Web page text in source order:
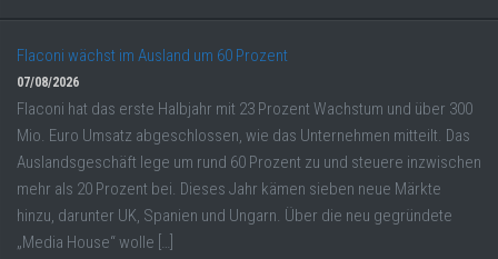
Flaconi wächst im Ausland um 60 Prozent
07/08/2026
Flaconi hat das erste Halbjahr mit 23 Prozent Wachstum und über 300
Mio. Euro Umsatz abgeschlossen, wie das Unternehmen mitteilt. Das
Auslandsgeschäft lege um rund 60 Prozent zu und steuere inzwischen
mehr als 20 Prozent bei. Dieses Jahr kämen sieben neue Märkte
hinzu, darunter UK, Spanien und Ungarn. Über die neu gegründete
„Media House“ wolle […]